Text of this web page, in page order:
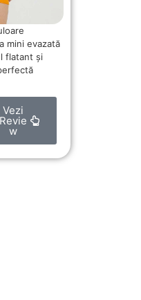
mini evazată
flatant și
Vezi
Revie
w